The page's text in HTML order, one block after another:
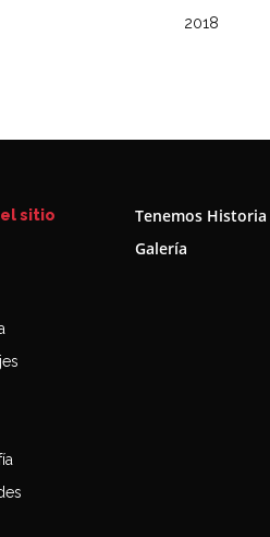
2018
sitio
Tenemos Historia
Galería